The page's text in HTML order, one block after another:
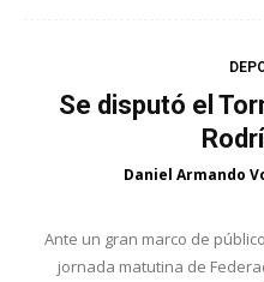
Se disputó el
Daniel Armando
Ante un gran marco de
jornada matutina de